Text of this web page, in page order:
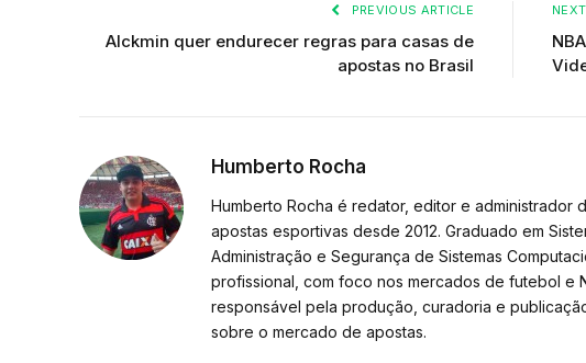
PREVIOUS ARTICLE
Alckmin quer endurecer regras para casas de
apostas no Brasil
Humberto Rocha
Humberto Rocha é redator, editor e administrador
apostas esportivas desde 2012. Graduado em
Administração e Segurança de Sistemas
profissional, com foco nos mercados de futebol e
responsável pela produção, curadoria e
sobre o mercado de apostas.